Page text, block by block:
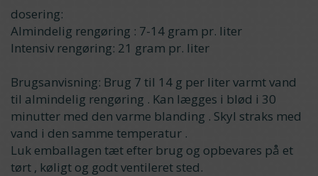
dosering:
Almindelig rengøring : 7-14 gram pr. liter
Intensiv rengøring: 21 gram pr. liter
Brugsanvisning: Brug 7 til 14 g per liter varmt vand
til almindelig rengøring . Kan lægges i blød i 30
minutter med den varme blanding . Skyl straks med
vand i den samme temperatur .
Luk emballagen tæt efter brug og opbevares på et
tørt , køligt og godt ventileret sted.